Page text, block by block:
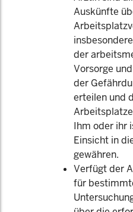
Auskünfte
der
Vorsorge
der
erteilen und
Ihm oder ihr
Einsicht in
gewähren.
Verfügt der
für